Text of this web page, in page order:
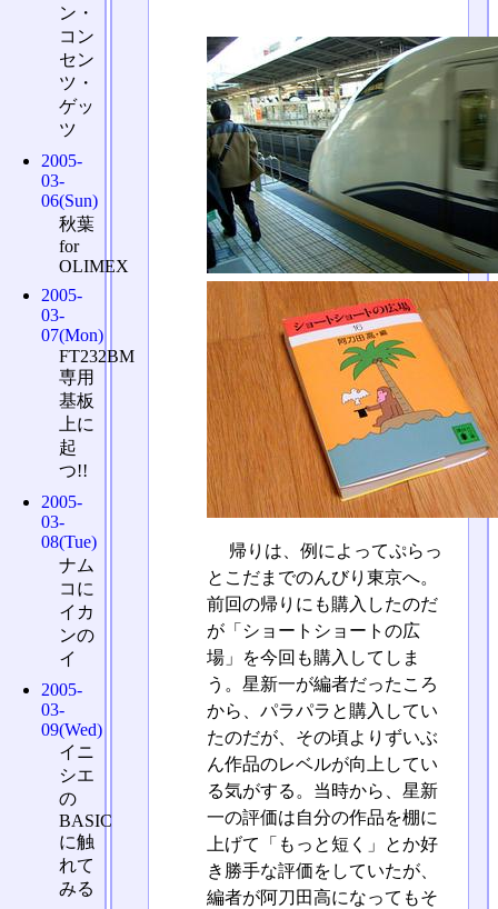
帰りは、例によってぷらっ
とこだまでのんびり東京へ。
前回の帰りにも購入したのだ
が「ショートショートの広
場」を今回も購入してしま
う。星新一が編者だったころ
から、パラパラと購入してい
たのだが、その頃よりずいぶ
ん作品のレベルが向上してい
る気がする。当時から、星新
一の評価は自分の作品を棚に
上げて「もっと短く」とか好
き勝手な評価をしていたが、
編者が阿刀田高になってもそ
ン・
コン
セン
ツ・
ゲッ
ツ
2005-
03-
06(Sun)
秋葉
for
OLIMEX
2005-
03-
07(Mon)
FT232BM
専用
基板
上に
起
つ!!
2005-
03-
08(Tue)
ナム
コに
イカ
ンの
イ
2005-
03-
09(Wed)
イニ
シエ
の
BASIC
に触
れて
みる